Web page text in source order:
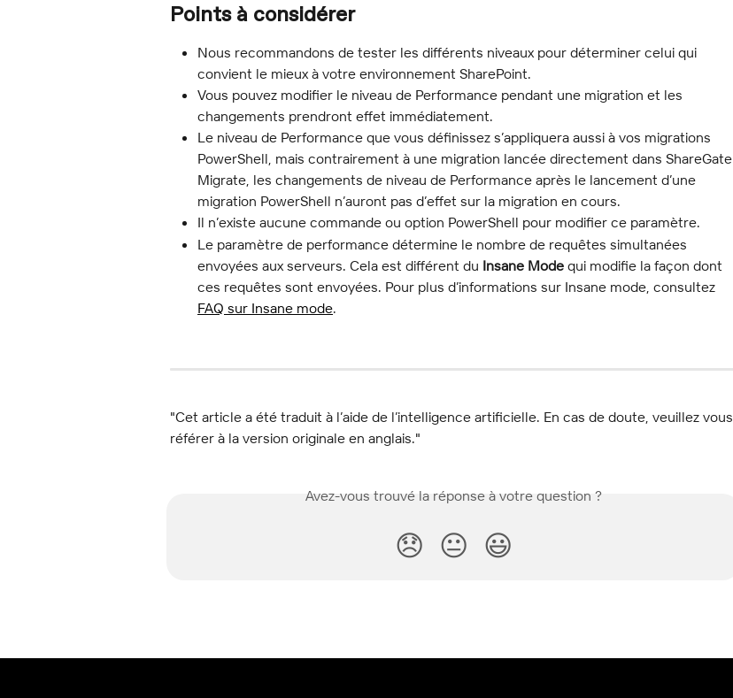
Points à considérer
Nous recommandons de tester les différents niveaux pour déterminer celui qui
convient le mieux à votre environnement SharePoint.
Vous pouvez modifier le niveau de Performance pendant une migration et les
changements prendront effet immédiatement.
Le niveau de Performance que vous définissez s’appliquera aussi à vos migrations
PowerShell, mais contrairement à une migration lancée directement dans ShareGate
Migrate, les changements de niveau de Performance après le lancement d’une
migration PowerShell n’auront pas d’effet sur la migration en cours.
Il n’existe aucune commande ou option PowerShell pour modifier ce paramètre.
Le paramètre de performance détermine le nombre de requêtes simultanées
envoyées aux serveurs. Cela est différent du Insane Mode qui modifie la façon dont
ces requêtes sont envoyées. Pour plus d’informations sur Insane mode, consultez
FAQ sur Insane mode.
"Cet article a été traduit à l’aide de l’intelligence artificielle. En cas de doute, veuillez vous
référer à la version originale en anglais."
Avez-vous trouvé la réponse à votre question ?
😞 😐 😃